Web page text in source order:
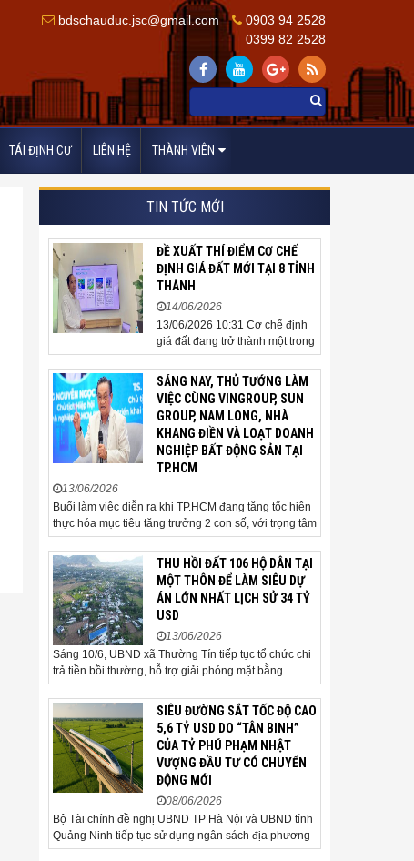
bdschauduc.jsc@gmail.com
0903 94 2528
0399 82 2528
TÁI ĐỊNH CƯ LIÊN HỆ THÀNH VIÊN
TIN TỨC MỚI
ĐỀ XUẤT THÍ ĐIỂM CƠ CHẾ
ĐỊNH GIÁ ĐẤT MỚI TẠI 8 TỈNH
THÀNH
14/06/2026
13/06/2026 10:31 Cơ chế định
giá đất đang trở thành một trong
những nội dung được cộng
đồng doanh nghiệp, các chuyên
gia và cơ quan quản lý đặc biệt
quan tâm khi tác động trực tiếp
đến quá trình triển khai dự án,
thu hút đầu tư và sự phát triển
ổn định của...
SÁNG NAY, THỦ TƯỚNG LÀM
VIỆC CÙNG VINGROUP, SUN
GROUP, NAM LONG, NHÀ
KHANG ĐIỀN VÀ LOẠT DOANH
NGHIỆP BẤT ĐỘNG SẢN TẠI
TP.HCM
13/06/2026
Buổi làm việc diễn ra khi TP.HCM đang tăng tốc hiện
thực hóa mục tiêu tăng trưởng 2 con số, với trọng tâm
là giải ngân đầu tư công, hoàn thiện mô hình chính
quyền địa phương 2 cấp, phát triển nhà ở xã hội và
xử lý các vướng mắc về cơ chế, chính...
THU HỒI ĐẤT 106 HỘ DÂN TẠI
MỘT THÔN ĐỂ LÀM SIÊU DỰ
ÁN LỚN NHẤT LỊCH SỬ 34 TỶ
USD
13/06/2026
Sáng 10/6, UBND xã Thường Tín tiếp tục tổ chức chi
trả tiền bồi thường, hỗ trợ giải phóng mặt bằng
(GPMB) cho 106 hộ gia đình, cá nhân thuộc diện thu
hồi đất để thực hiện dự án Khu đô thị thể thao Quốc
tế Hà Nội trên địa bàn thôn Nhuệ Giang. Trong...
SIÊU ĐƯỜNG SẮT TỐC ĐỘ CAO
5,6 TỶ USD DO “TÂN BINH”
CỦA TỶ PHÚ PHẠM NHẬT
VƯỢNG ĐẦU TƯ CÓ CHUYỂN
ĐỘNG MỚI
08/06/2026
Bộ Tài chính đề nghị UBND TP Hà Nội và UBND tỉnh
Quảng Ninh tiếp tục sử dụng ngân sách địa phương
để thực hiện công tác giải phóng mặt bằng đối với